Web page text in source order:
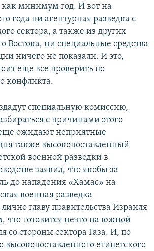
как минимум год. И вот на
года ни агентурная разведка с
сектора, а также из других
Востока, ни специальные средства
ничего не показали. И это,
еще все проверить по
конфликта.
специальную комиссию,
с причинами этого
ожидают неприятные
также высокопоставленный
военной разведки в
заявил, что якобы за
до нападения «Хамас» на
военная разведка
главу правительства Израиля
что готовится нечто на южной
со стороны сектора Газа. И, по
высокопоставленного египетского